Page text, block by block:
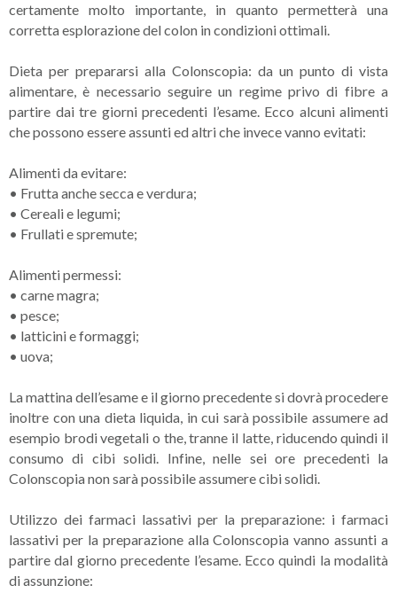
certamente molto importante, in quanto permetterà una
corretta esplorazione del colon in condizioni ottimali.
Dieta per prepararsi alla Colonscopia: da un punto di vista
alimentare, è necessario seguire un regime privo di fibre a
partire dai tre giorni precedenti l’esame. Ecco alcuni alimenti
che possono essere assunti ed altri che invece vanno evitati:
Alimenti da evitare:
• Frutta anche secca e verdura;
• Cereali e legumi;
• Frullati e spremute;
Alimenti permessi:
• carne magra;
• pesce;
• latticini e formaggi;
• uova;
La mattina dell’esame e il giorno precedente si dovrà procedere
inoltre con una dieta liquida, in cui sarà possibile assumere ad
esempio brodi vegetali o the, tranne il latte, riducendo quindi il
consumo di cibi solidi. Infine, nelle sei ore precedenti la
Colonscopia non sarà possibile assumere cibi solidi.
Utilizzo dei farmaci lassativi per la preparazione: i farmaci
lassativi per la preparazione alla Colonscopia vanno assunti a
partire dal giorno precedente l’esame. Ecco quindi la modalità
di assunzione: